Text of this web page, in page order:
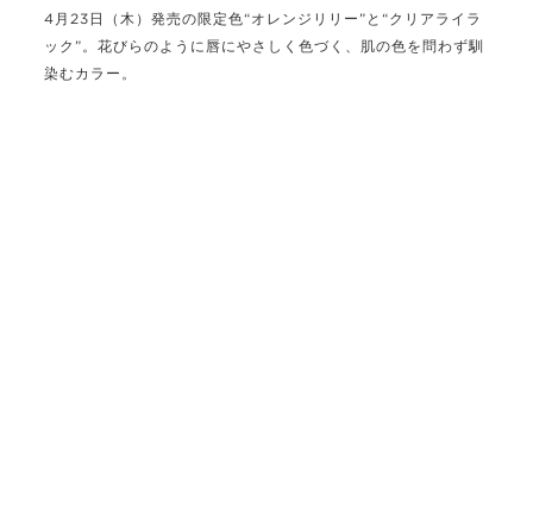
4月23日（木）発売の限定色“オレンジリリー”と“クリアライラ
ック”。花びらのように唇にやさしく色づく、肌の色を問わず馴
染むカラー。